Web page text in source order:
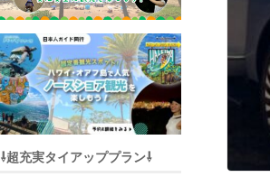
⇩超充実タイアッププラン⇩